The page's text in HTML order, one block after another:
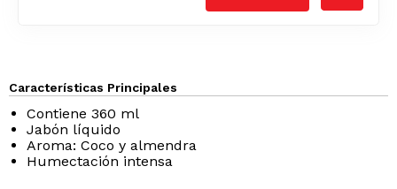
Características Principales
Contiene 360 ml
Jabón líquido
Aroma: Coco y almendra
Humectación intensa